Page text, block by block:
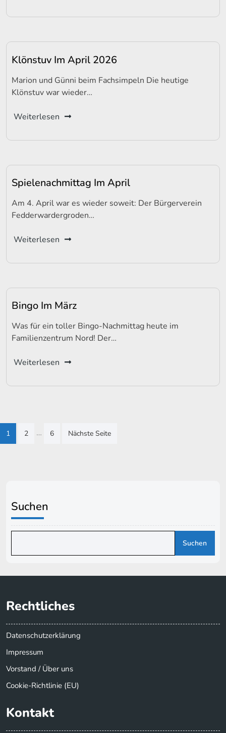
Klönstuv Im April 2026
Marion und Günni beim Fachsimpeln Die heutige
Klönstuv war wieder…
Weiterlesen
Spielenachmittag Im April
Am 4. April war es wieder soweit: Der Bürgerverein
Fedderwardergroden…
Weiterlesen
Bingo Im März
Was für ein toller Bingo-Nachmittag heute im
Familienzentrum Nord! Der…
Weiterlesen
Seitennummerierung
der
1 2 … 6 Nächste Seite
Suchen
Suchen
Rechtliches
Datenschutzerklärung
Impressum
Vorstand / Über uns
Cookie-Richtlinie (EU)
Kontakt